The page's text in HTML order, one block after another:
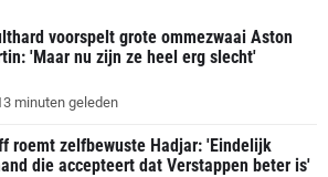
voorspelt grote ommezwaai Aston
'Maar nu zijn ze heel erg slecht'
minuten geleden
roemt zelfbewuste Hadjar: 'Eindelijk
die accepteert dat Verstappen beter is'